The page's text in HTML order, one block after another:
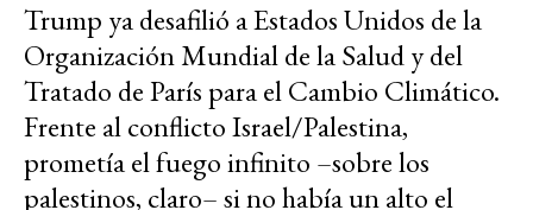
Trump ya desafilió a Estados Unidos de la
Organización Mundial de la Salud y del
Tratado de París para el Cambio Climático.
Frente al conflicto Israel/Palestina,
prometía el fuego infinito –sobre los
palestinos, claro– si no había un alto el